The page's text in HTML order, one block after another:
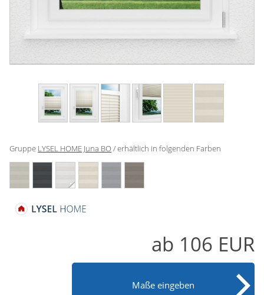
Gardinenstange
Panneaux
Gruppe LYSEL HOME Juna BO / erhältlich in folgenden Farben
ab 106 EUR
Maße eingeben